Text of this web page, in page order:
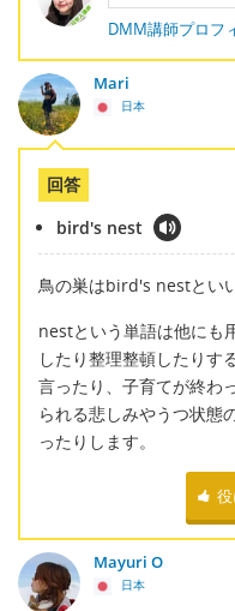
DMM講師プロフ
Mari
日本
回答
bird's nest
鳥の巣はbird's nestとい
nestという単語は他にも
したり整理整頓したりす
言ったり、子育てが終わ
られる悲しみやうつ状
ったりします。
Mayuri O
日本